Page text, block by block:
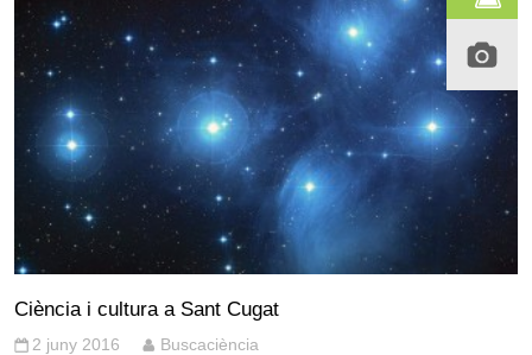
Ciència i cultura a Sant Cugat
2 juny 2016 Buscaciència